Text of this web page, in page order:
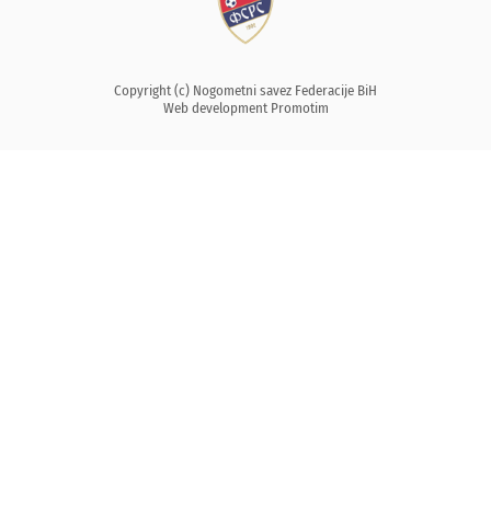
Copyright (c) Nogometni savez Federacije BiH
Web development Promotim